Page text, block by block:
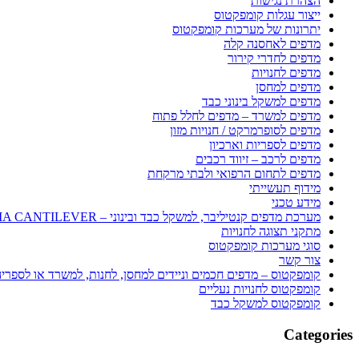
ייצור עגלות קומפקטוס
יתרונות של מערכות קומפקטוס
מדפים לאחסנה קלה
מדפים לחדרי קירור
מדפים לחנויות
מדפים למחסן
מדפים למשקל בינוני כבד
מדפים למשרד – מדפים לחלל פתוח
מדפים לסופרמרקט / חנויות מזון
מדפים לספריות וארכיון
מדפים לרכב – זיווד רכבים
מדפים לתחום הרפואי ולבתי מרקחת
מידוף תעשייתי
מידע טכני
מערכת מדפים קנטיליבר, למשקל כבד ובינוני – SEQUOIA CANTILEVER
מתקני תצוגה לחנויות
סוגי מערכות קומפקטוס
צור קשר
קומפקטוס – מדפים חכמים וניידים למחסן, לחנות, למשרד או
קומפקטוס לחנויות נעליים
קומפקטוס למשקל כבד
Categories